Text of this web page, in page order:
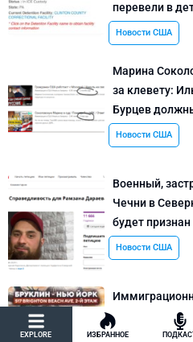
перевели в
Новости США
Марина
за клевету:
Бурцев
Новости США
Военный,
Чечни в
будет
Новости США
бесплатная
компании
EXPLORE ИЗБРАННОЕ